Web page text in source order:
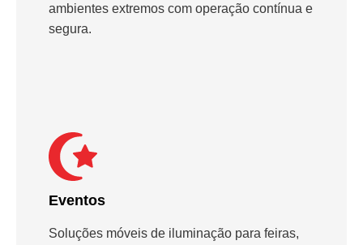
ambientes extremos com operação contínua e
segura.
Eventos
Soluções móveis de iluminação para feiras,